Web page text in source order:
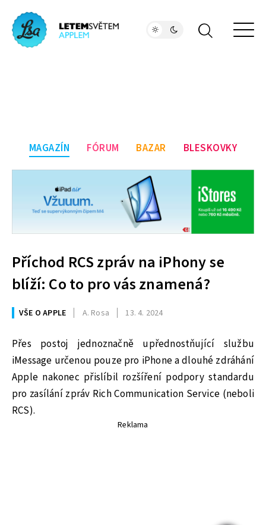
MAGAZÍN FÓRUM BAZAR BLESKOVKY
Příchod RCS zpráv na iPhony se
blíží: Co to pro vás znamená?
VŠE O APPLE A. Rosa 13. 4. 2024
Přes postoj jednoznačně upřednostňující službu
iMessage určenou pouze pro iPhone a dlouhé zdráhání
Apple nakonec přislíbil rozšíření podpory standardu
pro zasílání zpráv Rich Communication Service (neboli
RCS).
Reklama